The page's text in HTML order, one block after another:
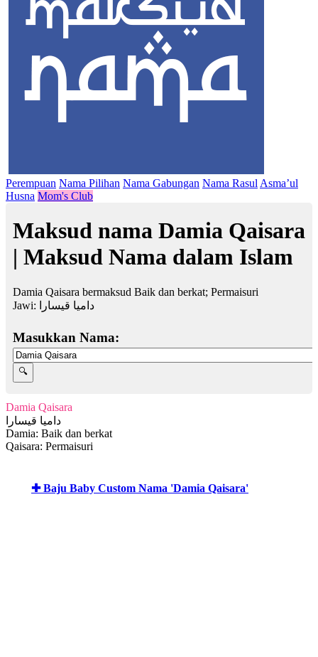
Perempuan Nama Pilihan Nama Gabungan Nama Rasul Asma’ul
Husna Mom's Club
Maksud nama Damia Qaisara
| Maksud Nama dalam Islam
Damia Qaisara bermaksud Baik dan berkat; Permaisuri
Jawi:
داميا قيسارا
Masukkan Nama:
Damia Qaisara
داميا قيسارا
Damia: Baik dan berkat
Qaisara: Permaisuri
✚ Baju Baby Custom Nama 'Damia Qaisara'